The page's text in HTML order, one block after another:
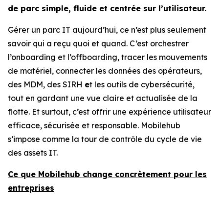
de parc simple, fluide et centrée sur l’utilisateur.
Gérer un parc IT aujourd’hui, ce n’est plus seulement
savoir qui a reçu quoi et quand. C’est orchestrer
l’onboarding et l’offboarding, tracer les mouvements
de matériel, connecter les données des opérateurs,
des MDM, des SIRH et les outils de cybersécurité,
tout en gardant une vue claire et actualisée de la
flotte. Et surtout, c’est offrir une expérience utilisateur
efficace, sécurisée et responsable. Mobilehub
s’impose comme la tour de contrôle du cycle de vie
des assets IT.
Ce que Mobilehub change concrètement pour les
entreprises